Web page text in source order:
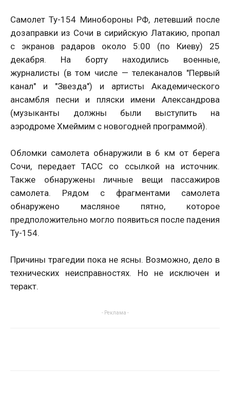
Самолет Ту-154 Минобороны РФ, летевший после
дозаправки из Сочи в сирийскую Латакию, пропал
с экранов радаров около 5:00 (по Киеву) 25
декабря. На борту находились военные,
журналисты (в том числе — телеканалов "Первый
канал" и "Звезда") и артисты Академического
ансамбля песни и пляски имени Александрова
(музыканты должны были выступить на
аэродроме Хмеймим с новогодней программой).
Обломки самолета обнаружили в 6 км от берега
Сочи, передает ТАСС со ссылкой на источник.
Также обнаружены личные вещи пассажиров
самолета. Рядом с фрагментами самолета
обнаружено масляное пятно, которое
предположительно могло появиться после падения
Ту-154.
Причины трагедии пока не ясны. Возможно, дело в
технических неисправностях. Но не исключен и
теракт.
- Реклама -